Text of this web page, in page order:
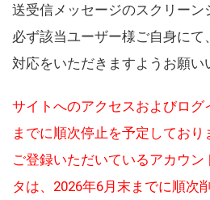
送受信メッセージのスクリーン
必ず該当ユーザー様ご自身に
対応をいただきますようお願い
サイトへのアクセスおよびログ
までに順次停止を予定しており
ご登録いただいているアカウ
タは、2026年6月末までに順次